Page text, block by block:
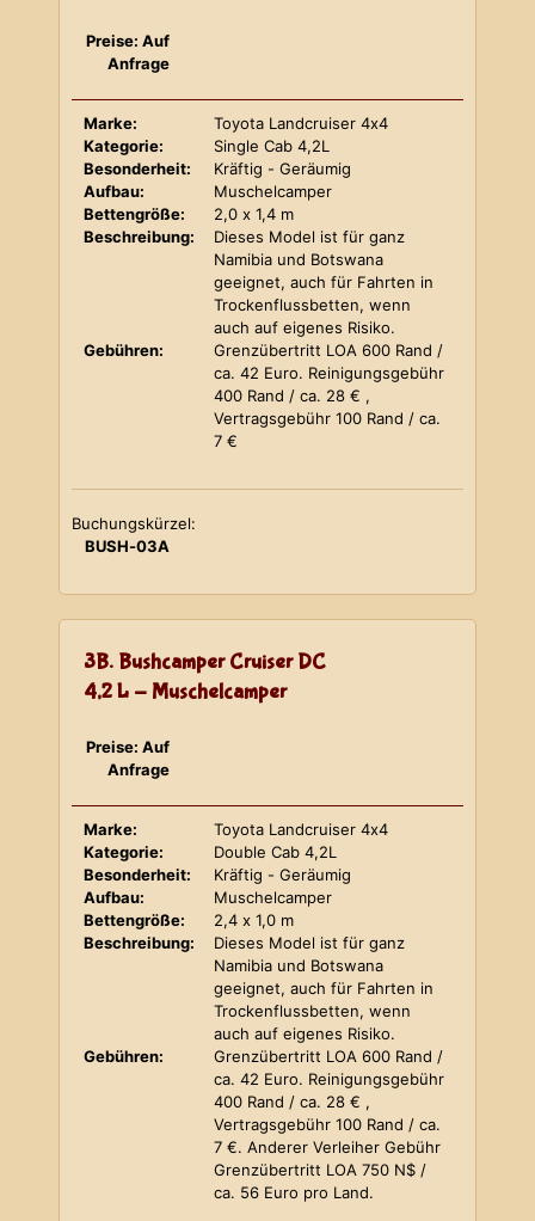
Preise: Auf
Anfrage
Marke:
Toyota Landcruiser 4x4
Kategorie:
Single Cab 4,2L
Besonderheit:
Kräftig - Geräumig
Aufbau:
Muschelcamper
Bettengröße:
2,0 x 1,4 m
Beschreibung:
Dieses Model ist für ganz
Namibia und Botswana
geeignet, auch für Fahrten in
Trockenflussbetten, wenn
auch auf eigenes Risiko.
Gebühren:
Grenzübertritt LOA 600 Rand /
ca. 42 Euro. Reinigungsgebühr
400 Rand / ca. 28 € ,
Vertragsgebühr 100 Rand / ca.
7 €
Buchungskürzel:
BUSH-03A
3B. Bushcamper Cruiser DC
4,2 L - Muschelcamper
Preise: Auf
Anfrage
Marke:
Toyota Landcruiser 4x4
Kategorie:
Double Cab 4,2L
Besonderheit:
Kräftig - Geräumig
Aufbau:
Muschelcamper
Bettengröße:
2,4 x 1,0 m
Beschreibung:
Dieses Model ist für ganz
Namibia und Botswana
geeignet, auch für Fahrten in
Trockenflussbetten, wenn
auch auf eigenes Risiko.
Gebühren:
Grenzübertritt LOA 600 Rand /
ca. 42 Euro. Reinigungsgebühr
400 Rand / ca. 28 € ,
Vertragsgebühr 100 Rand / ca.
7 €. Anderer Verleiher Gebühr
Grenzübertritt LOA 750 N$ /
ca. 56 Euro pro Land.